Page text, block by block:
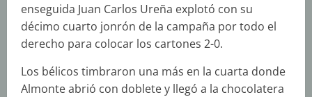
enseguida Juan Carlos Ureña explotó con su
décimo cuarto jonrón de la campaña por todo el
derecho para colocar los cartones 2-0.
Los bélicos timbraron una más en la cuarta donde
Almonte abrió con doblete y llegó a la chocolatera